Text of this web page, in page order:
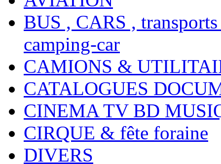
BUS , CARS ,
camping-car
CAMIONS &
CATALOGUES
CINEMA TV BD
CIRQUE & fête foraine
DIVERS